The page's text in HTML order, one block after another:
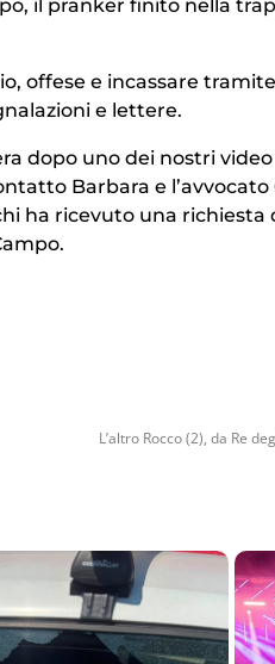
il pranker finito nella
offese e incassare
e lettere.
dopo uno dei nostri
Barbara e
ha ricevuto una